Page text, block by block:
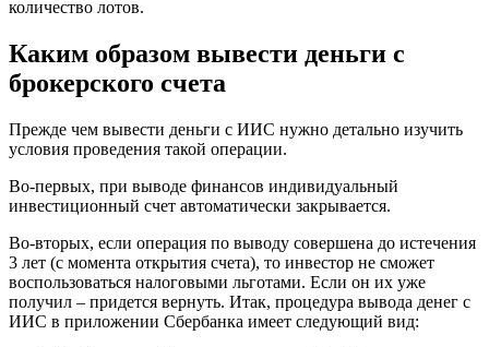
количество лотов.
Каким образом вывести деньги с
брокерского счета
Прежде чем вывести деньги с ИИС нужно детально изучить
условия проведения такой операции.
Во-первых, при выводе финансов индивидуальный
инвестиционный счет автоматически закрывается.
Во-вторых, если операция по выводу совершена до истечения
3 лет (с момента открытия счета), то инвестор не сможет
воспользоваться налоговыми льготами. Если он их уже
получил – придется вернуть. Итак, процедура вывода денег с
ИИС в приложении Сбербанка имеет следующий вид: